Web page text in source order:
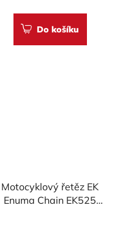
Do košíku
Motocyklový řetěz EK
Enuma Chain EK525